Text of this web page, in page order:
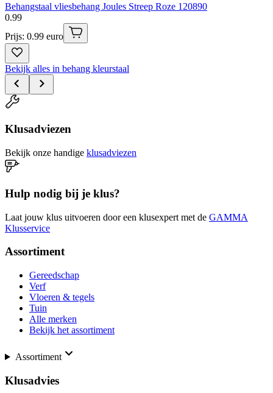
Behangstaal vliesbehang Joules Streep Roze 120890
0.99
Prijs: 0.99 euro
Bekijk alles in behang kleurstaal
Klusadviezen
Bekijk onze handige klusadviezen
Hulp nodig bij je klus?
Laat jouw klus uitvoeren door een klusexpert met de GAMMA
Klusservice
Assortiment
Gereedschap
Verf
Vloeren & tegels
Tuin
Alle merken
Bekijk het assortiment
Assortiment
Klusadvies